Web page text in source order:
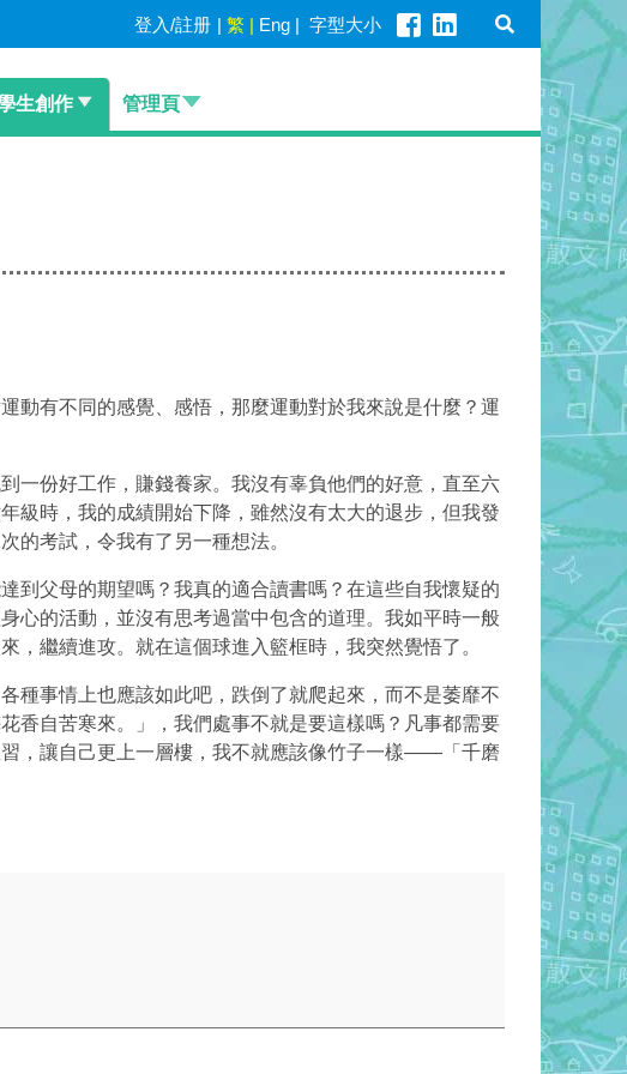
登入/註册 | 繁 | Eng | 字型大小
生創作 管理頁
動有不同的感覺、感悟，那麼運動對於我來說是什麼？運
一份好工作，賺錢養家。我沒有辜負他們的好意，直至六
級時，我的成績開始下降，雖然沒有太大的退步，但我發
的考試，令我有了另一種想法。
到父母的期望嗎？我真的適合讀書嗎？在這些自我懷疑的
心的活動，並沒有思考過當中包含的道理。我如平時一般
繼續進攻。就在這個球進入籃框時，我突然覺悟了。
種事情上也應該如此吧，跌倒了就爬起來，而不是萎靡不
香自苦寒來。」，我們處事不就是要這樣嗎？凡事都需要
，讓自己更上一層樓，我不就應該像竹子一樣——「千磨